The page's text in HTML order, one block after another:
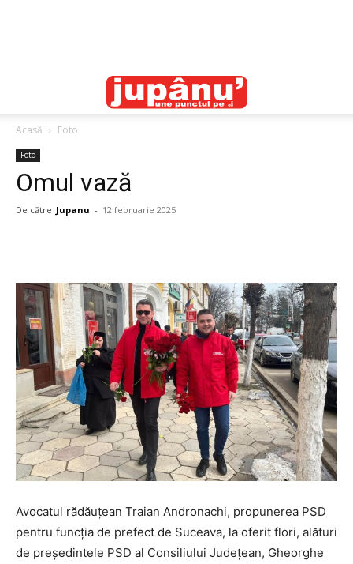
Acasă Foto
Foto
Omul vază
De către Jupanu - 12 februarie 2025
Avocatul rădăuțean Traian Andronachi, propunerea PSD
pentru funcția de prefect de Suceava, la oferit flori, alături
de președintele PSD al Consiliului Județean, Gheorghe